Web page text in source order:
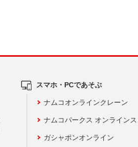
スマホ・PCであそぶ
ナムコオンラインクレーン
ナムコパークス オンライン
ガシャポンオンライン